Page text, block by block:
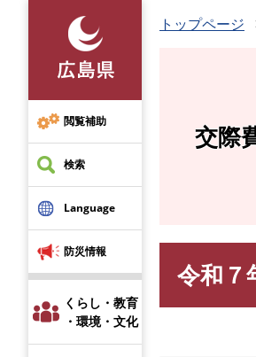
先
頭
で
す
閲覧補助
検索
Language
防災情報
くらし・教育
・環境・文化
トップページ
交際
令和７